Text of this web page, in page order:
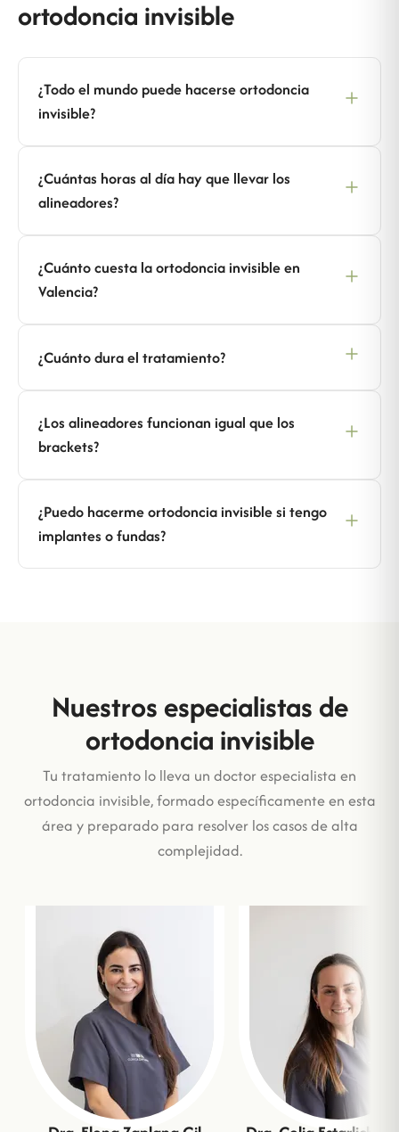
ortodoncia invisible
¿Todo el mundo puede hacerse ortodoncia
invisible?
¿Cuántas horas al día hay que llevar los
alineadores?
¿Cuánto cuesta la ortodoncia invisible en
Valencia?
¿Cuánto dura el tratamiento?
¿Los alineadores funcionan igual que los
brackets?
¿Puedo hacerme ortodoncia invisible si tengo
implantes o fundas?
Nuestros especialistas de
ortodoncia invisible
Tu tratamiento lo lleva un doctor especialista en
ortodoncia invisible, formado específicamente en esta
área y preparado para resolver los casos de alta
complejidad.